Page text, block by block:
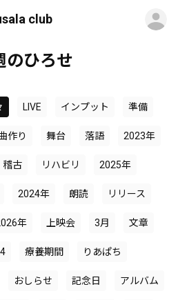
club
のひろせ
LIVE インプット 準備
作り 舞台 落語 2023年
稽古 リハビリ 2025年
2024年 朗読 リリース
年 上映会 3月 文章
療養期間 りあぱち
おしらせ 記念日 アルバム